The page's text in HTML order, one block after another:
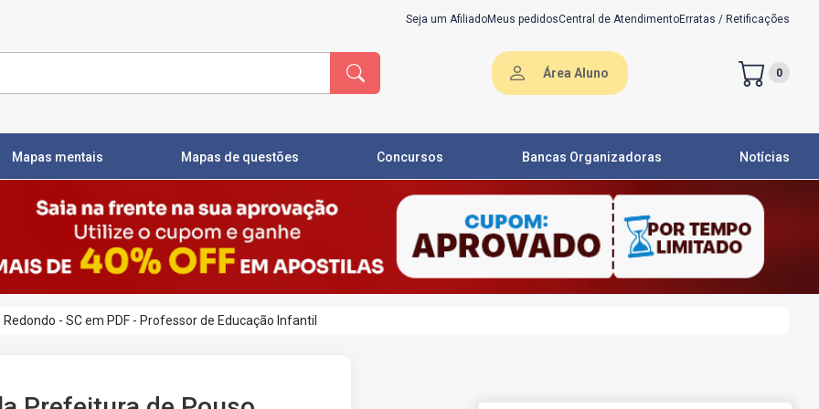
Seja um AfiliadoMeus pedidosCentral de AtendimentoErratas / Retificações
Área Aluno 0
Mapas mentais Mapas de questões Concursos Bancas Organizadoras Notícias
- SC em PDF - Professor de Educação Infantil